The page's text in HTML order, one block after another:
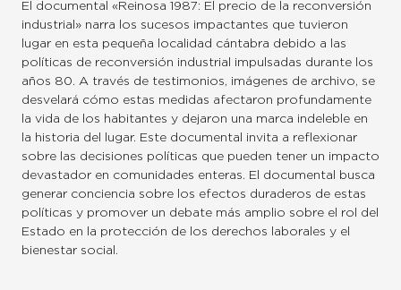
El documental «Reinosa 1987: El precio de la reconversión
industrial» narra los sucesos impactantes que tuvieron
lugar en esta pequeña localidad cántabra debido a las
políticas de reconversión industrial impulsadas durante los
años 80. A través de testimonios, imágenes de archivo, se
desvelará cómo estas medidas afectaron profundamente
la vida de los habitantes y dejaron una marca indeleble en
la historia del lugar. Este documental invita a reflexionar
sobre las decisiones políticas que pueden tener un impacto
devastador en comunidades enteras. El documental busca
generar conciencia sobre los efectos duraderos de estas
políticas y promover un debate más amplio sobre el rol del
Estado en la protección de los derechos laborales y el
bienestar social.